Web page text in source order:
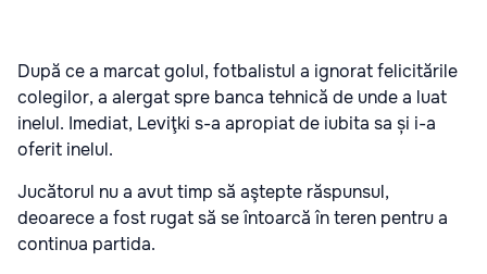
După ce a marcat golul, fotbalistul a ignorat felicitările
colegilor, a alergat spre banca tehnică de unde a luat
inelul. Imediat, Leviţki s-a apropiat de iubita sa și i-a
oferit inelul.
Jucătorul nu a avut timp să aştepte răspunsul,
deoarece a fost rugat să se întoarcă în teren pentru a
continua partida.